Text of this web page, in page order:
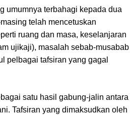
umumnya terbahagi kepada dua
telah mencetuskan
ruang dan masa, keselanjaran
ujikaji), masalah sebab-musabab
pelbagai tafsiran yang gagal
satu hasil gabung-jalin antara
Tafsiran yang dimaksudkan oleh